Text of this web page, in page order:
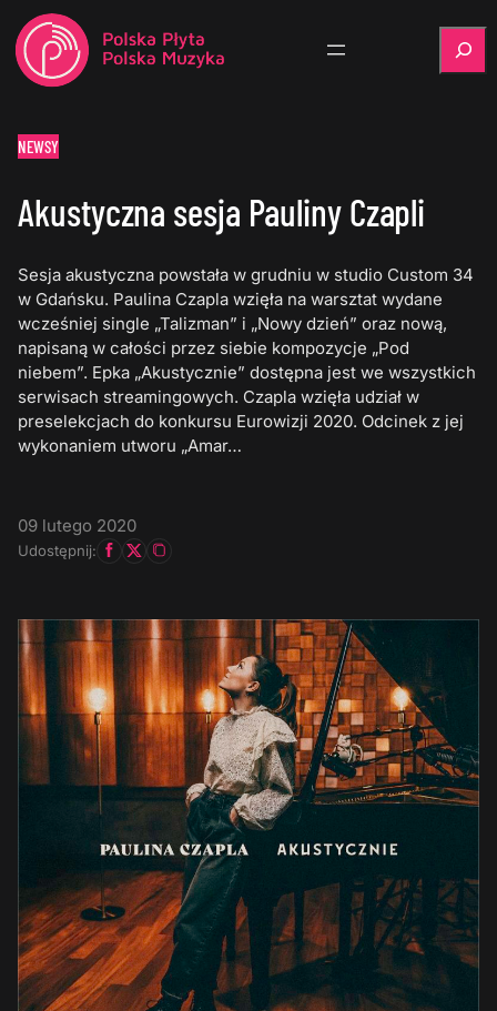
NEWSY
Akustyczna sesja Pauliny Czapli
Sesja akustyczna powstała w grudniu w studio Custom 34
w Gdańsku. Paulina Czapla wzięła na warsztat wydane
wcześniej single „Talizman” i „Nowy dzień” oraz nową,
napisaną w całości przez siebie kompozycje „Pod
niebem”. Epka „Akustycznie” dostępna jest we wszystkich
serwisach streamingowych. Czapla wzięła udział w
preselekcjach do konkursu Eurowizji 2020. Odcinek z jej
wykonaniem utworu „Amar…
09 lutego 2020
Udostępnij: